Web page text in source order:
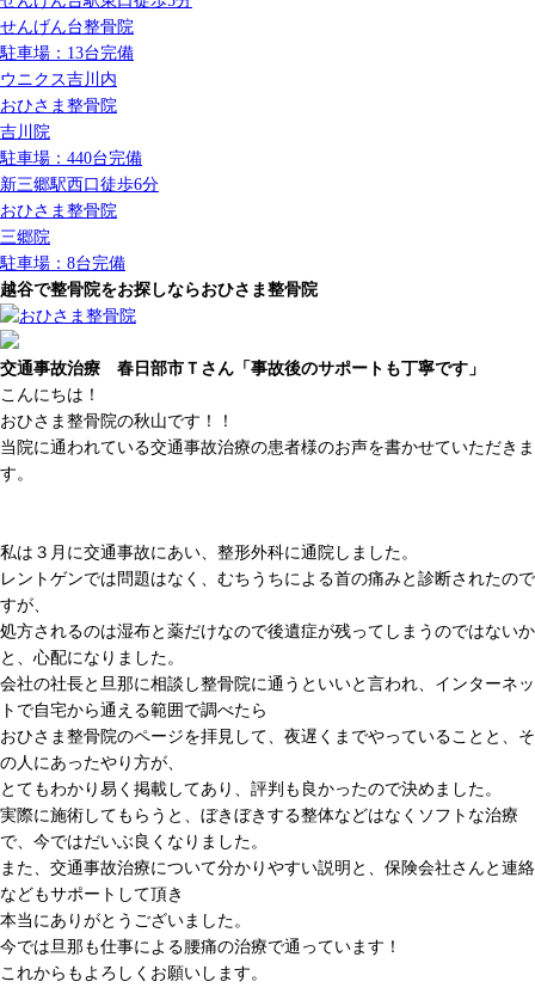
せんげん台整骨院
駐車場：13台完備
ウニクス吉川内
おひさま整骨院
吉川院
駐車場：440台完備
新三郷駅西口 徒歩6分
おひさま整骨院
三郷院
駐車場：8台完備
越谷で整骨院をお探しならおひさま整骨院
交通事故治療 春日部市Ｔさん「事故後のサポートも丁寧です」
こんにちは！
おひさま整骨院の秋山です！！
当院に通われている交通事故治療の患者様のお声を書かせていただきま
す。
私は３月に交通事故にあい、整形外科に通院しました。
レントゲンでは問題はなく、むちうちによる首の痛みと診断されたので
すが、
処方されるのは湿布と薬だけなので後遺症が残ってしまうのではないか
と、心配になりました。
会社の社長と旦那に相談し整骨院に通うといいと言われ、インターネッ
トで自宅から通える範囲で調べたら
おひさま整骨院のページを拝見して、夜遅くまでやっていることと、そ
の人にあったやり方が、
とてもわかり易く掲載してあり、評判も良かったので決めました。
実際に施術してもらうと、ぼきぼきする整体などはなくソフトな治療
で、今ではだいぶ良くなりました。
また、交通事故治療について分かりやすい説明と、保険会社さんと連絡
などもサポートして頂き
本当にありがとうございました。
今では旦那も仕事による腰痛の治療で通っています！
これからもよろしくお願いします。